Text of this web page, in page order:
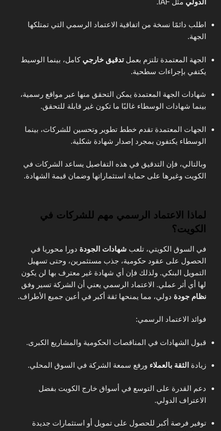
اطلب دائمًا نسخة من اتفاقية الاعتماد الرسمي التي تمتلكها
الجهة.
الجهة المعتمدة تلتزم بعملتدقيق خارجي كامل، بينما الوسيط
يكتفي بإجراءات سطحية.
شهادات الجهة المعتمدة يمكن التحقق منها عبر مواقع رسمية،
بينما شهادات الوسطاء غالبًا ما تكون غير قابلة للتحقق.
الجهات المعتمدة تقدم خطط تطوير وتحسين للشركات، بينما
الوسطاء يكتفون بمجرد إصدار شهادة شكلية.
وبالتالي، فإن التدقيق في هذه التفاصيل يساعد الشركات في
الكويت وغيرها على حماية استثماراتها وضمان قيمة الشهادة.
لماذا الاعتماد الرسمي مهم للشركات في
الكويت؟
في السوق الكويتي، تلعب شهادات الجودة دورا محوريا في
الحصول على عقود حكومية، جذب مستثمرين، وحتى تسهيل
التمويل البنكي. ولذلك فإن أي شهادة غير معترف بها لن يكون
لها أي أثر عملي. الاعتماد الرسمي يعني أن الشركة تسير وفق
نظام جودة دولي، مما يمنحها ثقة أكبر في أعين جميع الأطراف.
فوائد الاعتماد الرسمي:
قبول الشهادات في المناقصات الحكومية والمشاريع الكبرى.
زيادة الثقة بالعملاء ورفع سمعة الشركة في السوق المحلي.
دعم القدرة على التوسع في أسواق خارج الكويت بفضل
الاعتراف الدولي.
توفير فرصة أكبر للحصول على تمويل أو استثمارات جديدة